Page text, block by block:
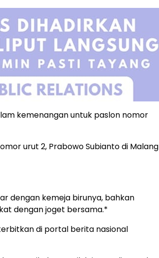
kemenangan untuk paslon nomor
urut 2, Prabowo Subianto di Malang
dengan kemeja birunya, bahkan
dengan joget bersama.*
di portal berita nasional